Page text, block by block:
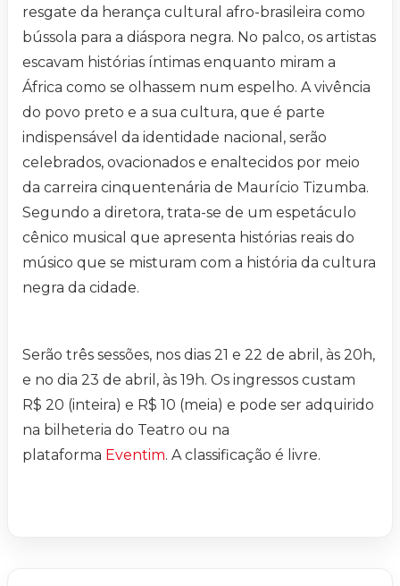
resgate da herança cultural afro-brasileira como
bússola para a diáspora negra. No palco, os artistas
escavam histórias íntimas enquanto miram a
África como se olhassem num espelho. A vivência
do povo preto e a sua cultura, que é parte
indispensável da identidade nacional, serão
celebrados, ovacionados e enaltecidos por meio
da carreira cinquentenária de Maurício Tizumba.
Segundo a diretora, trata-se de um espetáculo
cênico musical que apresenta histórias reais do
músico que se misturam com a história da cultura
negra da cidade.
Serão três sessões, nos dias 21 e 22 de abril, às 20h,
e no dia 23 de abril, às 19h. Os ingressos custam
R$ 20 (inteira) e R$ 10 (meia) e pode ser adquirido
na bilheteria do Teatro ou na
plataforma Eventim. A classificação é livre.